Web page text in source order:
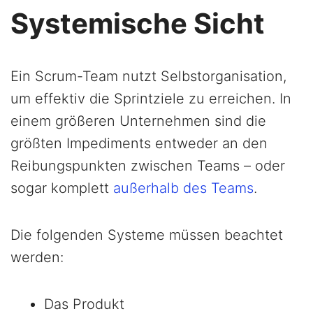
Systemische Sicht
Ein Scrum-Team nutzt Selbstorganisation,
um effektiv die Sprintziele zu erreichen. In
einem größeren Unternehmen sind die
größten Impediments entweder an den
Reibungspunkten zwischen Teams – oder
sogar komplett außerhalb des Teams.
Die folgenden Systeme müssen beachtet
werden:
Das Produkt